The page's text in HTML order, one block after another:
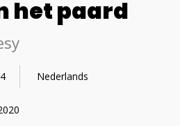
het paard
Nederlands